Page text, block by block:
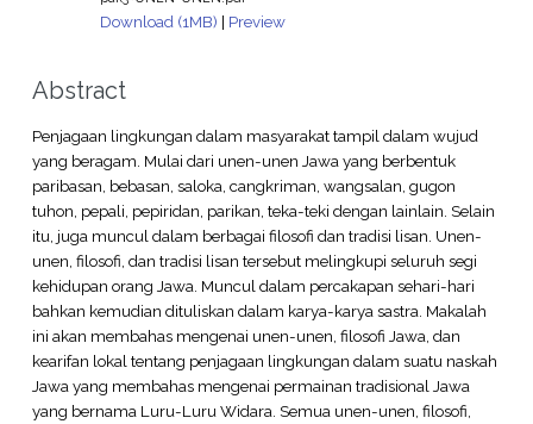
Download (1MB) | Preview
Abstract
Penjagaan lingkungan dalam masyarakat tampil dalam wujud
yang beragam. Mulai dari unen-unen Jawa yang berbentuk
paribasan, bebasan, saloka, cangkriman, wangsalan, gugon
tuhon, pepali, pepiridan, parikan, teka-teki dengan lainlain. Selain
itu, juga muncul dalam berbagai filosofi dan tradisi lisan. Unen-
unen, filosofi, dan tradisi lisan tersebut melingkupi seluruh segi
kehidupan orang Jawa. Muncul dalam percakapan sehari-hari
bahkan kemudian dituliskan dalam karya-karya sastra. Makalah
ini akan membahas mengenai unen-unen, filosofi Jawa, dan
kearifan lokal tentang penjagaan lingkungan dalam suatu naskah
Jawa yang membahas mengenai permainan tradisional Jawa
yang bernama Luru-Luru Widara. Semua unen-unen, filosofi,